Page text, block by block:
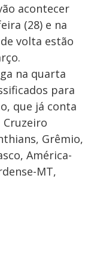
acontecer
(28) e na
volta estão
na quarta
para
que já conta
Cruzeiro
Grêmio,
América-
MT,